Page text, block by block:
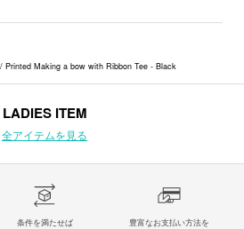
/ Printed Making a bow with Ribbon Tee - Black
LADIES ITEM
全アイテムを見る
条件を満たせば
豊富なお支払い方法を